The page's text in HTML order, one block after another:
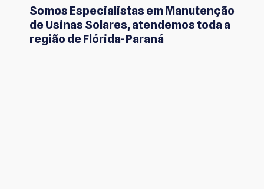
Somos Especialistas em Manutenção
de Usinas Solares, atendemos toda a
região de Flórida-Paraná